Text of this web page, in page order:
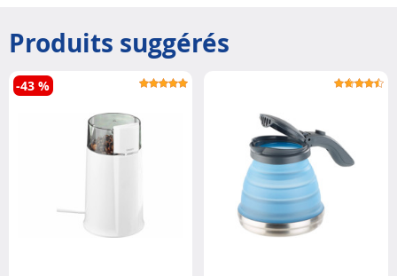
Produits suggérés
-43 %